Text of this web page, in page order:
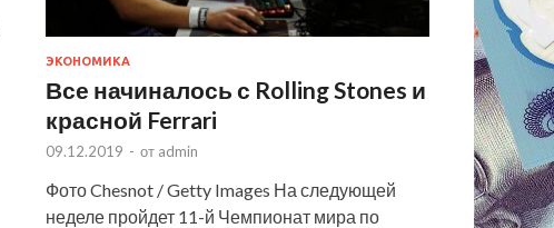
ЭКОНОМИКА
Все начиналось с Rolling Stones и
красной Ferrari
09.12.2019 - от admin
Фото Chesnot / Getty Images На следующей
неделе пройдет 11-й Чемпионат мира по